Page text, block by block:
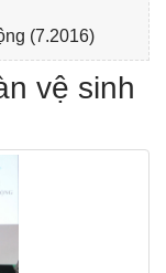
(7.2016)
vệ sinh